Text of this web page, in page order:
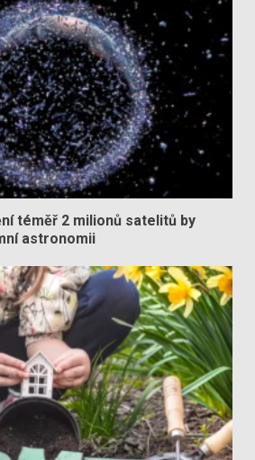
téměř 2 milionů satelitů by
astronomii